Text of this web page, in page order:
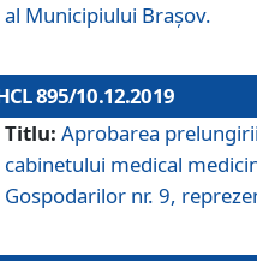
al Municipiului Brașov.
895/10.12.2019
Titlu: Aprobarea
cabinetului medical
Gospodarilor nr. 9,